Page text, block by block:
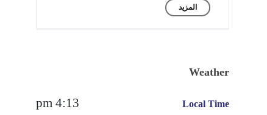
المزيد
Weather
Local Time
4:13 pm